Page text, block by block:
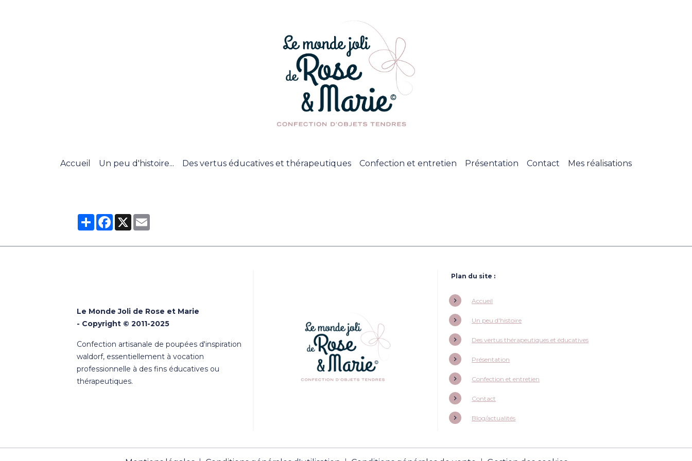
Accueil Un peu d'histoire... Des vertus éducatives et thérapeutiques Confection et entretien Présentation Contact Mes réalisations
PartagerFacebook
X
Le Monde Joli de Rose et Marie
- Copyright © 2011-2025
Confection artisanale de poupées d'inspiration
waldorf, essentiellement à vocation
professionnelle à des fins éducatives ou
thérapeutiques.
Plan du site :
Accueil
Un peu d'histoire
Des vertus thérapeutiques et éducatives
Présentation
Confection et entretien
Contact
Blog/actualités